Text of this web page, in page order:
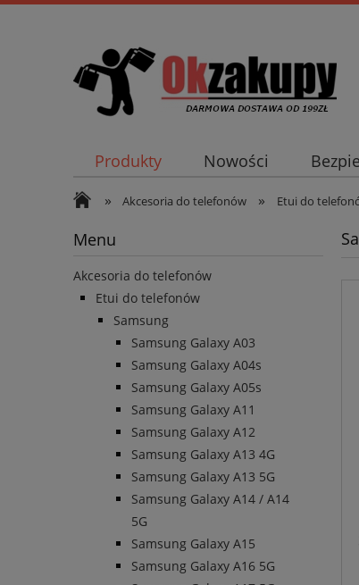
Produkty Nowości
» Akcesoria do telefonów » Etui do
Menu
Akcesoria do telefonów
Etui do telefonów
Samsung
Samsung Galaxy A03
Samsung Galaxy A04s
Samsung Galaxy A05s
Samsung Galaxy A11
Samsung Galaxy A12
Samsung Galaxy A13 4G
Samsung Galaxy A13 5G
Samsung Galaxy A14 / A14
5G
Samsung Galaxy A15
Samsung Galaxy A16 5G